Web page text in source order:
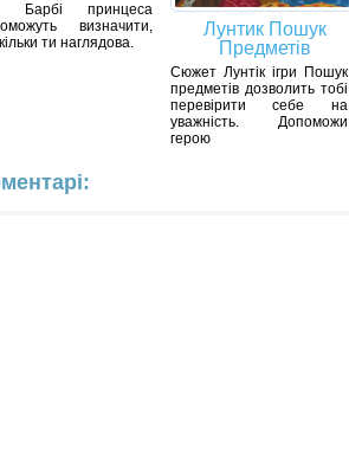
Барбі принцеса
визначити,
ти наглядова.
Лунтик Пошук
Предметів
Сюжет Лунтік ігри Пошук
предметів дозволить тобі
перевірити себе на
уважність. Допоможи
герою